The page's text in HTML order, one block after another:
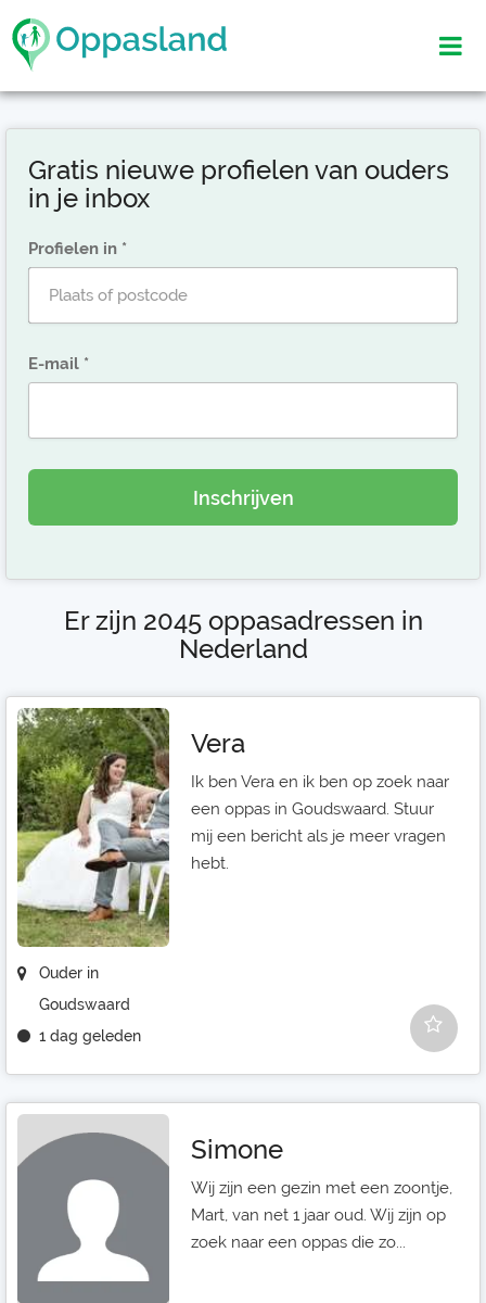
Gratis nieuwe profielen van ouders
in je inbox
Profielen in
E-mail
Inschrijven
Er zijn 2045 oppasadressen in
Nederland
Ouder in
Goudswaard
1 dag geleden
Vera
Ik ben Vera en ik ben op zoek naar
een oppas in Goudswaard. Stuur
mij een bericht als je meer vragen
hebt.
Simone
Wij zijn een gezin met een zoontje,
Mart, van net 1 jaar oud. Wij zijn op
zoek naar een oppas die zo...